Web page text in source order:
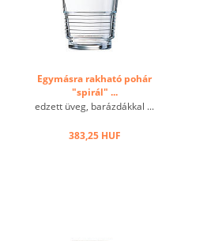
Egymásra rakható pohár
"spirál" ...
edzett üveg, barázdákkal ...
383,25 HUF